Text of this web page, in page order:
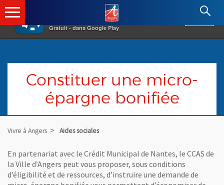
×
Gratuit - dans Google Play
Angers.fr : Retour à l'accueil
Constituer une micro-
épargne bonifiée
Vivre à Angers Aides sociales
En partenariat avec le Crédit Municipal de Nantes, le CCAS de
la Ville d’Angers peut vous proposer, sous conditions
d’éligibilité et de ressources, d’instruire une demande de